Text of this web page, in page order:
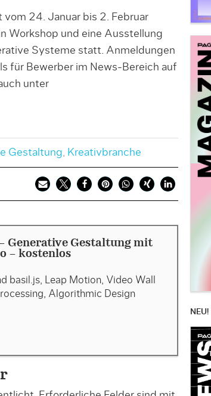
vom 24. Januar bis 2. Februar
Workshop und eine Ausstellung
Systeme statt. Anmeldungen
für Bewerber im News-Bereich auf
unter
Gestaltung Kreativbranche
- Generative Gestaltung mit
- kostenlos
basil.js, Leap Motion, Video Wall
Algorithmic Design
NEU!